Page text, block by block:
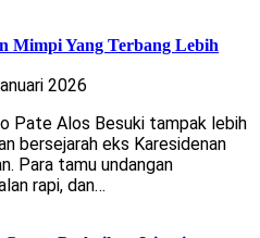
Mimpi Yang Terbang Lebih
2026
Pate Alos Besuki tampak lebih
bersejarah eks Karesidenan
Para tamu undangan
rapi, dan…